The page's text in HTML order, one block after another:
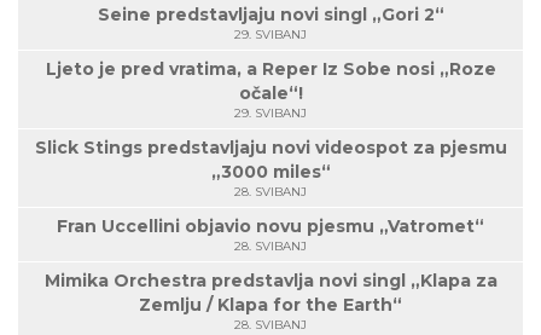
Seine predstavljaju novi singl „Gori 2“
29. SVIBANJ
Ljeto je pred vratima, a Reper Iz Sobe nosi „Roze
očale“!
29. SVIBANJ
Slick Stings predstavljaju novi videospot za pjesmu
„3000 miles“
28. SVIBANJ
Fran Uccellini objavio novu pjesmu „Vatromet“
28. SVIBANJ
Mimika Orchestra predstavlja novi singl „Klapa za
Zemlju / Klapa for the Earth“
28. SVIBANJ